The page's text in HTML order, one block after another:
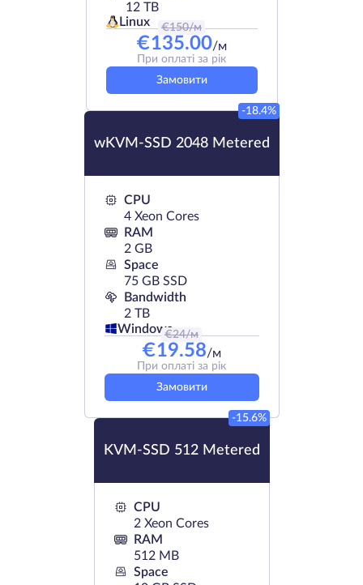
12 TB
Linux
€150/м
€135.00/м
При оплаті за рік
Замовити
wKVM-SSD 2048 Metered
-18.4%
CPU
4 Xeon Cores
RAM
2 GB
Space
75 GB SSD
Bandwidth
2 TB
Windows
€24/м
€19.58/м
При оплаті за рік
Замовити
KVM-SSD 512 Metered
-15.6%
CPU
2 Xeon Cores
RAM
512 MB
Space